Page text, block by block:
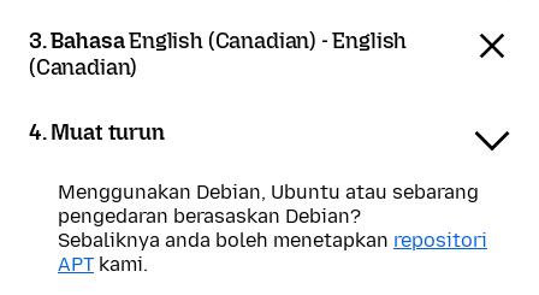
3. BahasaEnglish (Canadian) - English
(Canadian)
4. Muat turun
Menggunakan Debian, Ubuntu atau sebarang
pengedaran berasaskan Debian?
Sebaliknya anda boleh menetapkan repositori
APT kami.